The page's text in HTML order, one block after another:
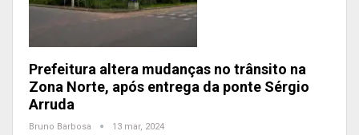
Prefeitura altera mudanças no trânsito na
Zona Norte, após entrega da ponte Sérgio
Arruda
Bruno Barbosa 13 mar, 2024